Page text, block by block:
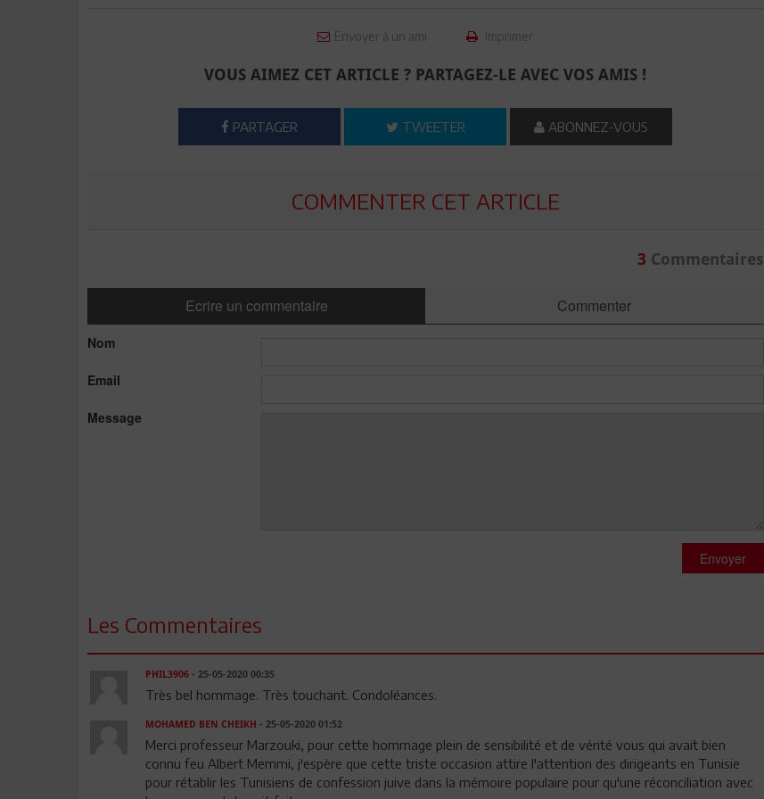
Envoyer à un ami Imprimer
VOUS AIMEZ CET ARTICLE ? PARTAGEZ-LE AVEC VOS AMIS !
PARTAGER TWEETER ABONNEZ-VOUS
COMMENTER CET ARTICLE
3 Commentaires
Ecrire un commentaire Commenter
Nom
Email
Message
Envoyer
Les Commentaires
PHIL3906- 25-05-2020 00:35
Très bel hommage. Très touchant. Condoléances.
MOHAMED BEN CHEIKH - 25-05-2020 01:52
Merci professeur Marzouki, pour cette hommage plein de sensibilité et de vérité vous qui avait bien
connu feu Albert Memmi, j'espère que cette triste occasion attire l'attention des dirigeants en Tunisie
pour rétablir les Tunisiens de confession juive dans la mémoire populaire pour qu'une réconciliation avec